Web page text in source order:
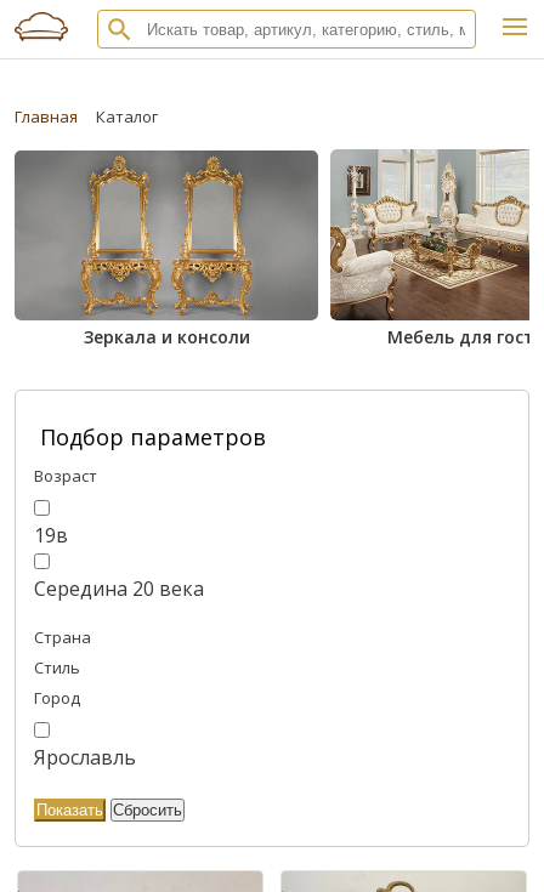
Главная Каталог
Зеркала и консоли Мебель для
Подбор параметров
Возраст
19в
Середина 20 века
Страна
Стиль
Город
Ярославль